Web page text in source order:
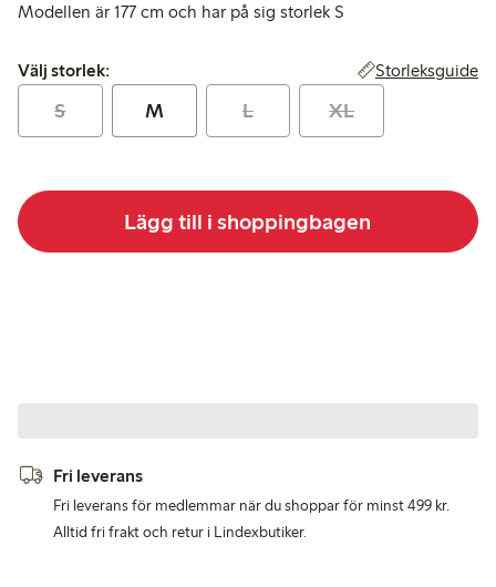
Modellen är 177 cm och har på sig storlek S
Välj storlek:
Välj storlek: Storleksguide
S M L XL
Lägg till i shoppingbagen
Fri leverans
Fri leverans för medlemmar när du shoppar för minst 499 kr.
Alltid fri frakt och retur i Lindexbutiker.